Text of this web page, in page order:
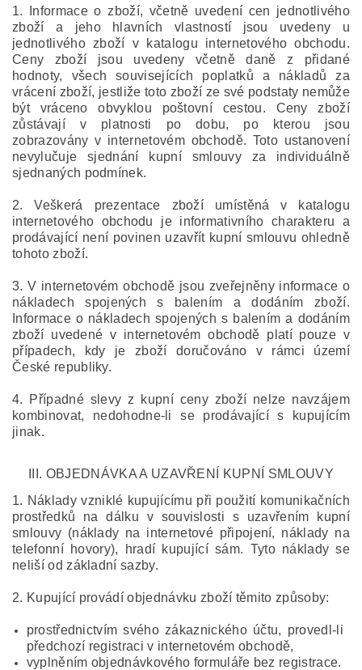
1. Informace o zboží, včetně uvedení cen jednotlivého
zboží a jeho hlavních vlastností jsou uvedeny u
jednotlivého zboží v katalogu internetového obchodu.
Ceny zboží jsou uvedeny včetně daně z přidané
hodnoty, všech souvisejících poplatků a nákladů za
vrácení zboží, jestliže toto zboží ze své podstaty nemůže
být vráceno obvyklou poštovní cestou. Ceny zboží
zůstávají v platnosti po dobu, po kterou jsou
zobrazovány v internetovém obchodě. Toto ustanovení
nevylučuje sjednání kupní smlouvy za individuálně
sjednaných podmínek.
2. Veškerá prezentace zboží umístěná v katalogu
internetového obchodu je informativního charakteru a
prodávající není povinen uzavřít kupní smlouvu ohledně
tohoto zboží.
3. V internetovém obchodě jsou zveřejněny informace o
nákladech spojených s balením a dodáním zboží.
Informace o nákladech spojených s balením a dodáním
zboží uvedené v internetovém obchodě platí pouze v
případech, kdy je zboží doručováno v rámci území
České republiky.
4. Případné slevy z kupní ceny zboží nelze navzájem
kombinovat, nedohodne-li se prodávající s kupujícím
jinak.
III. OBJEDNÁVKA A UZAVŘENÍ KUPNÍ SMLOUVY
1. Náklady vzniklé kupujícímu při použití komunikačních
prostředků na dálku v souvislosti s uzavřením kupní
smlouvy (náklady na internetové připojení, náklady na
telefonní hovory), hradí kupující sám. Tyto náklady se
neliší od základní sazby.
2. Kupující provádí objednávku zboží těmito způsoby:
prostřednictvím svého zákaznického účtu, provedl-li
předchozí registraci v internetovém obchodě,
vyplněním objednávkového formuláře bez registrace.